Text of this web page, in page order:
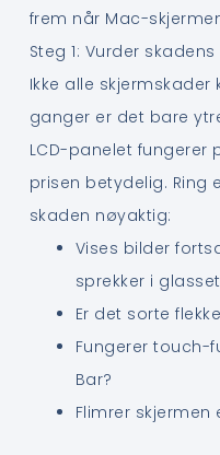
frem når Mac-
Steg 1: Vurder
Ikke alle skjermskader
ganger er det bare
LCD-panelet fungerer
prisen betydelig. Ring
skaden nøyaktig:
Vises bilder
sprekker i
Er det sorte
Fungerer touch-
Bar?
Flimrer skjermen